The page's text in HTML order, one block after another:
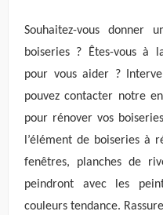
Souhaitez-vous donner
boiseries ? Êtes-vous à
pour vous aider ?
pouvez contacter notre
pour rénover vos
l’élément de boiseries à
fenêtres, planches de
peindront avec les
couleurs tendance.